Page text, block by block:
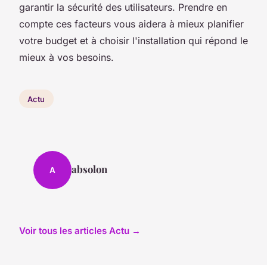
garantir la sécurité des utilisateurs. Prendre en
compte ces facteurs vous aidera à mieux planifier
votre budget et à choisir l'installation qui répond le
mieux à vos besoins.
Actu
A absolon
Voir tous les articles Actu →